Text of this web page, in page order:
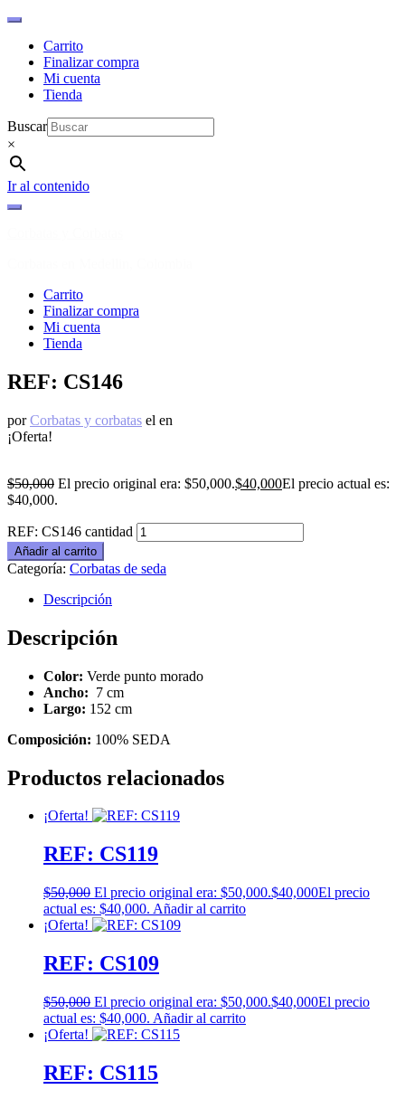
Carrito
Finalizar compra
Mi cuenta
Tienda
Buscar
×
Ir al contenido
Carrito
Finalizar compra
Mi cuenta
Tienda
REF: CS146
porCorbatas y corbatas el en
¡Oferta!
$50,000 El precio original era: $50,000.$40,000El precio actual es:
$40,000.
REF: CS146 cantidad
Añadir al carrito
Categoría: Corbatas de seda
Descripción
Descripción
Color: Verde punto morado
Ancho: 7 cm
Largo: 152 cm
Composición: 100% SEDA
Productos relacionados
¡Oferta!
REF: CS119
$50,000 El precio original era: $50,000.$40,000El precio
actual es: $40,000. Añadir al carrito
¡Oferta!
REF: CS109
$50,000 El precio original era: $50,000.$40,000El precio
actual es: $40,000. Añadir al carrito
¡Oferta!
REF: CS115